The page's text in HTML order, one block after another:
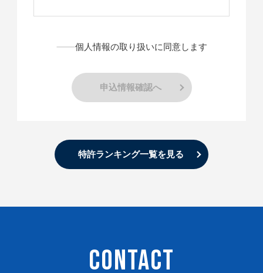
個人情報の取り扱いに同意します
申込情報確認へ
特許ランキング一覧を見る
CONTACT